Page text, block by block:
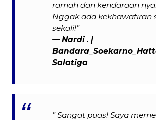
ramah dan kendaraan
Nggak ada kekhawatiran
sekali!”
— Nardi . |
Salatiga
” Sangat puas! Saya